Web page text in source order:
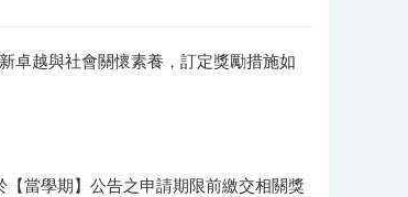
卓越與社會關懷素養，訂定獎勵措施如
當學期】公告之申請期限前繳交相關獎